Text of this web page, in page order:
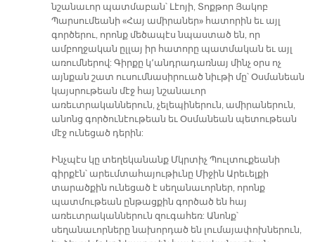
նշանաւոր պատմաբան՝ Լէոյի, Տոքթոր Յակոբ
Պարսումեանի «Հայ ամիրաներ» հատորին եւ այլ
գործերու, որոնք մեծապէս նպաստած են, որ
ամբողջական ըլլայ իր հատորը պատմական եւ այլ
առումներով: Գիրքը կ՚անդրադառնայ մինչ օրս ոչ
այնքան շատ ուսումնասիրուած նիւթի մը՝ Օսմանեան
կայսրութեան մէջ հայ նշանաւոր
առեւտրականներուն, չելեպիներուն, ամիրաներուն,
անոնց գործունէութեան եւ Օսմանեան պետութեան
մէջ ունեցած դերին:
Ինչպէս կը տեղեկանանք Մկրտիչ Պուլտուքեանի
գիրքէն՝ արեւմտահայութիւնը Միջին Արեւելքի
տարածքին ունեցած է սեղանաւորներ, որոնք
պատմութեան ընթացքին գործած են հայ
առեւտրականներուն զուգահեռ: Անոնք՝
սեղանաւորները նախորդած են լումայափոխներուն,